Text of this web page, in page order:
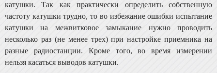
катушки. Так как практически определить собствен­ную
частоту катушки трудно, то во избежание ошибки испытание
катушки на межвитковое замыкание нужно проводить
несколько раз (не менее трех) при настройке приемника на
разные радиостанции. Кроме того, во вре­мя измерении
нельзя касаться выводов катушки.